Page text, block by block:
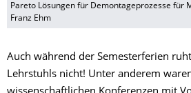
Pareto Lösungen für Demontageprozesse für
Franz Ehm
Auch während der Semesterferien
Lehrstuhls nicht! Unter anderem